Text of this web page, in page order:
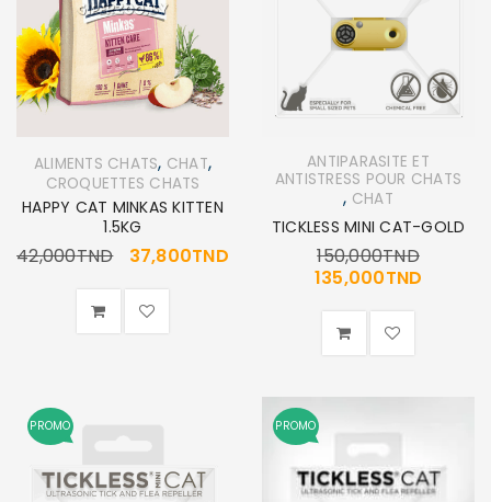
ALIMENTS CHATS, CHAT,
CROQUETTES CHATS
HAPPY CAT MINKAS KITTEN
1.5KG
42,000TND 37,800TND
ANTIPARASITE ET
ANTISTRESS POUR CHATS
, CHAT
TICKLESS MINI CAT-GOLD
150,000TND
135,000TND
PROMO PROMO